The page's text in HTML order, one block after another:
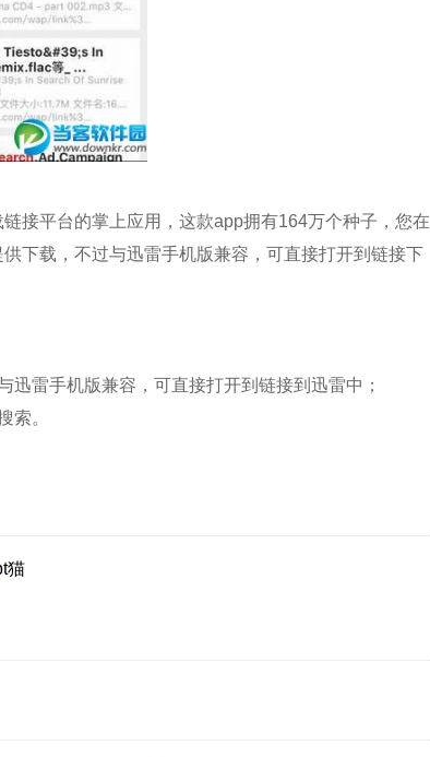
平台的掌上应用，这款app拥有164万个种子，您在
下载，不过与迅雷手机版兼容，可直接打开到链接下
雷手机版兼容，可直接打开到链接到迅雷中；
索。